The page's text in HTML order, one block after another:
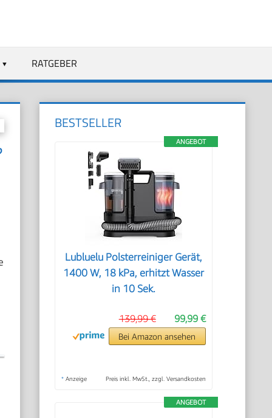
RATGEBER
BESTSELLER
ANGEBOT
Lubluelu Polsterreiniger Gerät,
1400 W, 18 kPa, erhitzt Wasser
in 10 Sek.
99,99 €
139,99 €
Bei Amazon ansehen
* Anzeige Preis inkl. MwSt., zzgl. Versandkosten
ANGEBOT